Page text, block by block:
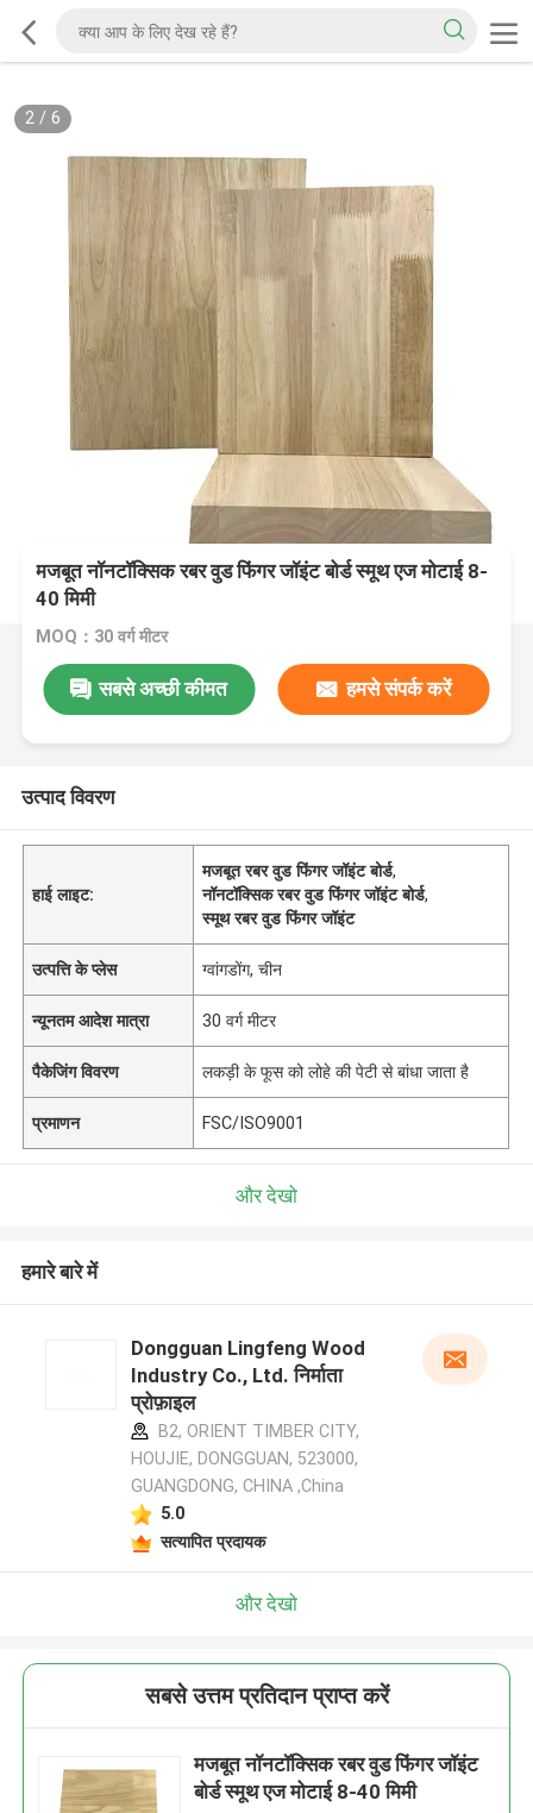
2/ 6
मजबूत नॉनटॉक्सिक रबर वुड फिंगर जॉइंट बोर्ड स्मूथ एज मोटाई 8-
40 मिमी
MOQ：30 वर्ग मीटर
सबसे अच्छी कीमत हमसे संपर्क करें
उत्पाद विवरण
हाई लाइट:
मजबूत रबर वुड फिंगर जॉइंट बोर्ड,
नॉनटॉक्सिक रबर वुड फिंगर जॉइंट बोर्ड,
स्मूथ रबर वुड फिंगर जॉइंट
उत्पत्ति के प्लेस ग्वांगडोंग, चीन
न्यूनतम आदेश मात्रा 30 वर्ग मीटर
पैकेजिंग विवरण लकड़ी के फूस को लोहे की पेटी से बांधा जाता है
प्रमाणन FSC/ISO9001
और देखो
हमारे बारे में
Dongguan Lingfeng Wood
Industry Co., Ltd. निर्माता
प्रोफ़ाइल
B2, ORIENT TIMBER CITY,
HOUJIE, DONGGUAN, 523000,
GUANGDONG, CHINA ,China
5.0
सत्यापित प्रदायक
और देखो
सबसे उत्तम प्रतिदान प्राप्त करें
मजबूत नॉनटॉक्सिक रबर वुड फिंगर जॉइंट
बोर्ड स्मूथ एज मोटाई 8-40 मिमी